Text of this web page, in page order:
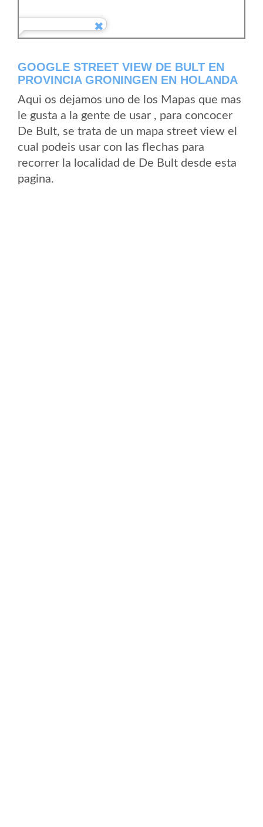
GOOGLE STREET VIEW DE BULT EN
PROVINCIA GRONINGEN EN HOLANDA
Aqui os dejamos uno de los Mapas que mas
le gusta a la gente de usar , para concocer
De Bult, se trata de un mapa street view el
cual podeis usar con las flechas para
recorrer la localidad de De Bult desde esta
pagina.